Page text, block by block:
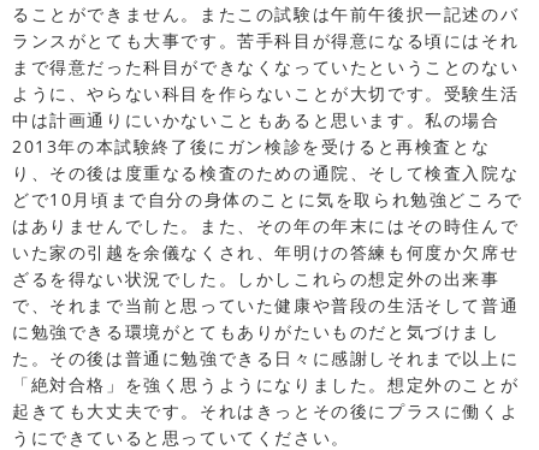
ることができません。またこの試験は午前午後択一記述のバ
ランスがとても大事です。苦手科目が得意になる頃にはそれ
まで得意だった科目ができなくなっていたということのない
ように、やらない科目を作らないことが大切です。受験生活
中は計画通りにいかないこともあると思います。私の場合
2013年の本試験終了後にガン検診を受けると再検査とな
り、その後は度重なる検査のための通院、そして検査入院な
どで10月頃まで自分の身体のことに気を取られ勉強どころで
はありませんでした。また、その年の年末にはその時住んで
いた家の引越を余儀なくされ、年明けの答練も何度か欠席せ
ざるを得ない状況でした。しかしこれらの想定外の出来事
で、それまで当前と思っていた健康や普段の生活そして普通
に勉強できる環境がとてもありがたいものだと気づけまし
た。その後は普通に勉強できる日々に感謝しそれまで以上に
「絶対合格」を強く思うようになりました。想定外のことが
起きても大丈夫です。それはきっとその後にプラスに働くよ
うにできていると思っていてください。